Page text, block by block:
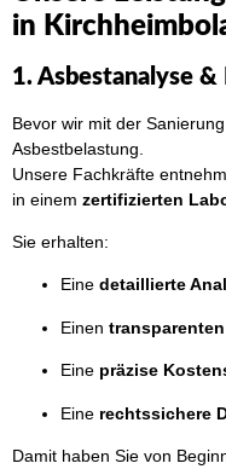
in
1. Asbestanalyse
Bevor wir mit der
Asbestbelastung.
Unsere Fachkräfte
in einem zertifizierten
Sie erhalten:
Eine detaillierte
Einen
Eine präzise
Eine rechtssichere
Damit haben Sie von